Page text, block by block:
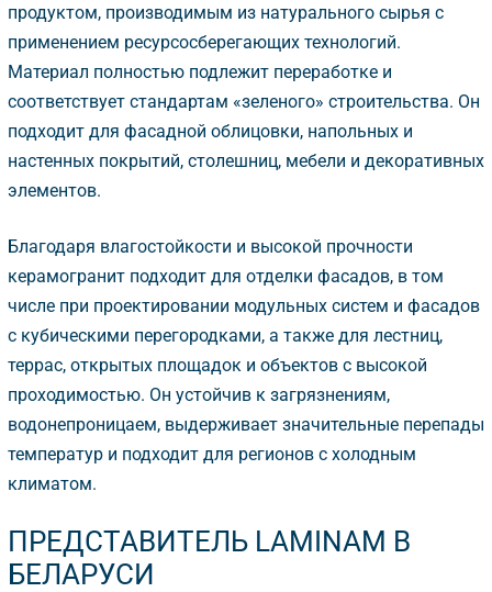
продуктом, производимым из натурального сырья с
применением ресурсосберегающих технологий.
Материал полностью подлежит переработке и
соответствует стандартам «зеленого» строительства. Он
подходит для фасадной облицовки, напольных и
настенных покрытий, столешниц, мебели и декоративных
элементов.
Благодаря влагостойкости и высокой прочности
керамогранит подходит для отделки фасадов, в том
числе при проектировании модульных систем и фасадо
с кубическими перегородками, а также для лестниц,
террас, открытых площадок и объектов с высокой
проходимостью. Он устойчив к загрязнениям,
одонепроницаем, выдерживает значительные перепады
температур и подходит для регионов с холодным
климатом.
ПРЕДСТАВИТЕЛЬ LAMINAM
БЕЛАРУСИ